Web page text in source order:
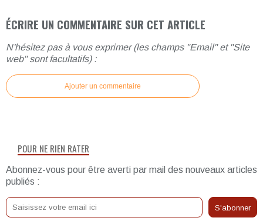
ÉCRIRE UN COMMENTAIRE SUR CET ARTICLE
N'hésitez pas à vous exprimer (les champs "Email" et "Site
web" sont facultatifs) :
Ajouter un commentaire
POUR NE RIEN RATER
Abonnez-vous pour être averti par mail des nouveaux articles
publiés :